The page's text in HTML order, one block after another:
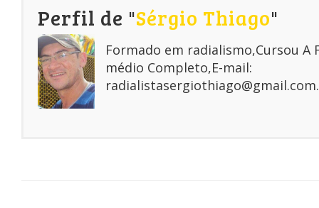
Perfil de "Sérgio Thiago"
Formado em radialismo,Cursou A
médio Completo,E-mail:
radialistasergiothiago@gmail.com.